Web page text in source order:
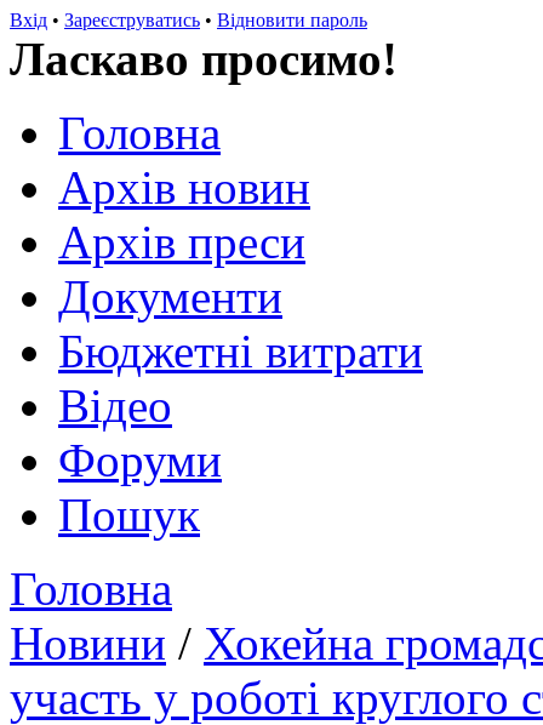
Вхід • Зареєструватись • Відновити пароль
Ласкаво просимо!
Головна
Архів новин
Архів преси
Документи
Бюджетні витрати
Відео
Форуми
Пошук
Головна
Новини / Хокейна
участь у роботі круглого